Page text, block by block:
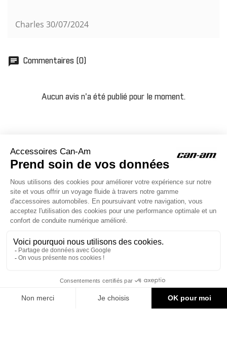
AJOUTER AU PANIER
Charles 30/07/2024
chat Commentaires (0)
Aucun avis n'a été publié pour le moment.
ACCESSOIRES CAN-AM
Le site d'accessoires Can-Am vous propose des accessoires d'origine
pour équiper votre véhicule 3 roues (On Road) ou votre véhicule tout
© Groupe Legrand 2025